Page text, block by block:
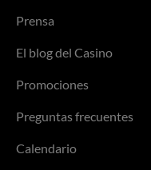
Prensa
El blog del Casino
Promociones
Preguntas frecuentes
Calendario